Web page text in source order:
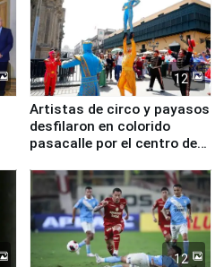
12
Artistas de circo y payasos
desfilaron en colorido
pasacalle por el centro de
12